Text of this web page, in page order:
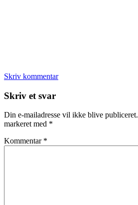
Skriv kommentar
Læserinteraktioner
Skriv et svar
Din e-mailadresse vil ikke blive publiceret.
markeret med *
Kommentar *